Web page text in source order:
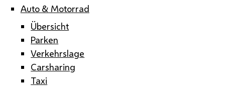
Auto & Motorrad
Übersicht
Parken
Verkehrslage
Carsharing
Taxi